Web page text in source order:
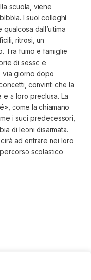
scuola, viene
I suoi colleghi
dall’ultima
ritrosi, un
Tra fumo e famiglie
di sesso e
via giorno dopo
convinti che la
e a loro preclusa. La
come la chiamano
i suoi predecessori,
di leoni disarmata.
ad entrare nei loro
scolastico